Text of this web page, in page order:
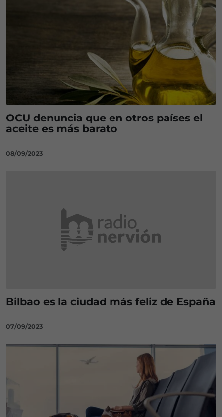
OCU denuncia que en otros países el
aceite es más barato
08/09/2023
Bilbao es la ciudad más feliz de España
07/09/2023